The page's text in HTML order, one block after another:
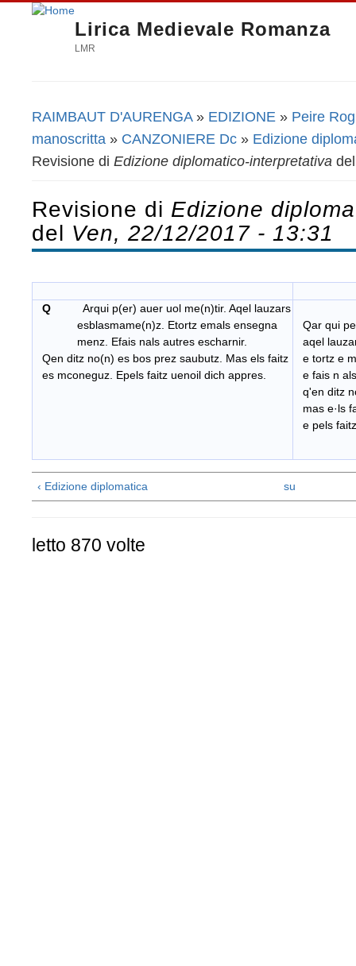
Lirica Medievale Romanza
LMR
Tu sei qui
RAIMBAUT D'AURENGA» EDIZIONE » Peire
manoscritta » CANZONIERE Dc » Edizione
Revisione di Edizione diplomatico-interpretativa
Revisione di Edizione
del Ven, 22/12/2017 - 13:31
Q
Arqui p(er) auer uol me(n)tir. Aqel lauzars
esblasmame(n)z. Etortz emals ensegna
menz. Efais nals autres escharnir.
Qen ditz no(n) es bos prez saubutz. Mas els faitz
es mconeguz. Epels faitz uenoil dich appres.
Qar qui
aqel
e tortz e
e fais n
q'en ditz
mas e·ls
e pels
‹ Edizione diplomatica su
letto 870 volte